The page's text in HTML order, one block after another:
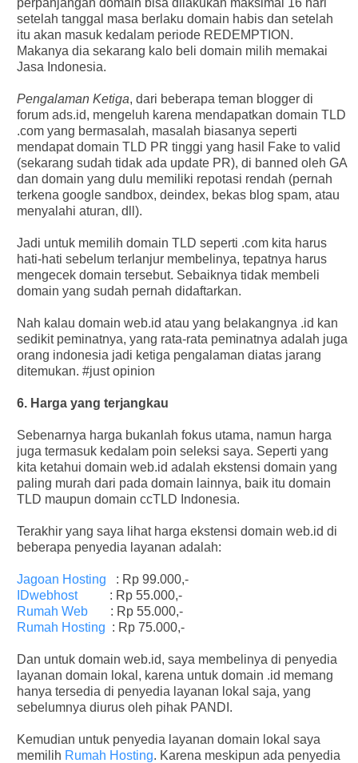
setelah tanggal masa berlaku domain habis dan setelah
itu akan masuk kedalam periode REDEMPTION.
Makanya dia sekarang kalo beli domain milih memakai
Jasa Indonesia.
Pengalaman Ketiga, dari beberapa teman blogger di
forum ads.id, mengeluh karena mendapatkan domain TLD
.com yang bermasalah, masalah biasanya seperti
mendapat domain TLD PR tinggi yang hasil Fake to valid
(sekarang sudah tidak ada update PR), di banned oleh GA
dan domain yang dulu memiliki repotasi rendah (pernah
terkena google sandbox, deindex, bekas blog spam, atau
menyalahi aturan, dll).
Jadi untuk memilih domain TLD seperti .com kita harus
hati-hati sebelum terlanjur membelinya, tepatnya harus
mengecek domain tersebut. Sebaiknya tidak membeli
domain yang sudah pernah didaftarkan.
Nah kalau domain web.id atau yang belakangnya .id kan
sedikit peminatnya, yang rata-rata peminatnya adalah juga
orang indonesia jadi ketiga pengalaman diatas jarang
ditemukan. #just opinion
6. Harga yang terjangkau
Sebenarnya harga bukanlah fokus utama, namun harga
juga termasuk kedalam poin seleksi saya. Seperti yang
kita ketahui domain web.id adalah ekstensi domain yang
paling murah dari pada domain lainnya, baik itu domain
TLD maupun domain ccTLD Indonesia.
Terakhir yang saya lihat harga ekstensi domain web.id di
beberapa penyedia layanan adalah:
Jagoan Hosting : Rp 99.000,-
IDwebhost: Rp 55.000,-
Rumah Web: Rp 55.000,-
Rumah Hosting : Rp 75.000,-
Dan untuk domain web.id, saya membelinya di penyedia
layanan domain lokal, karena untuk domain .id memang
hanya tersedia di penyedia layanan lokal saja, yang
sebelumnya diurus oleh pihak PANDI.
Kemudian untuk penyedia layanan domain lokal saya
memilih Rumah Hosting. Karena meskipun ada penyedia